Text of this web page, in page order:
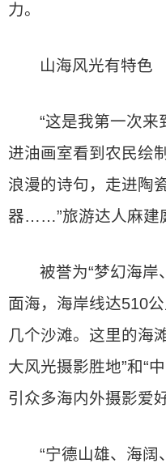
力。
山海风光有特色
“这是我第一次
进油画室看到农民绘
浪漫的诗句，走进陶
器……”旅游达人麻建
被誉为“梦幻海岸
面海，海岸线达510
几个沙滩。这里的海
大风光摄影胜地”和“
引众多海内外摄影爱
“宁德山雄、海